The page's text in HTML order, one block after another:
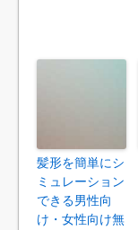
髪形を簡単にシ
ミュレーション
できる男性向
け・女性向け無